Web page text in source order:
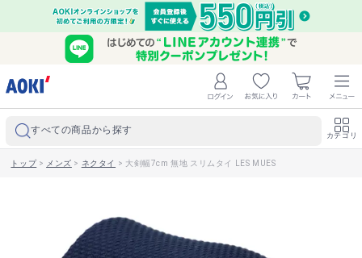
すべての商品から探す カテゴリ
トップ> メンズ > ネクタイ > 大剣幅7cm 無地 スリムタイ LES MUES